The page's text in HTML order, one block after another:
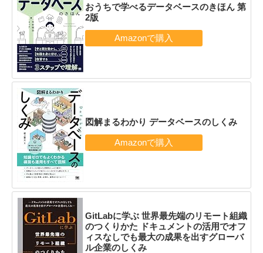
おうちで学べるデータベースのきほん 第
2版
図解まるわかり データベースのしくみ
GitLabに学ぶ 世界最先端のリモート組織
のつくりかた ドキュメントの活用でオフ
ィスなしでも最大の成果を出すグローバ
ル企業のしくみ